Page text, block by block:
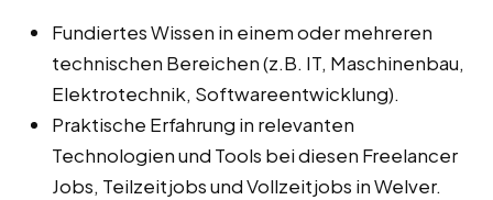
Fundiertes Wissen in einem oder mehreren
technischen Bereichen (z.B. IT, Maschinenbau,
Elektrotechnik, Softwareentwicklung).
Praktische Erfahrung in relevanten
Technologien und Tools bei diesen Freelancer
Jobs, Teilzeitjobs und Vollzeitjobs in Welver.